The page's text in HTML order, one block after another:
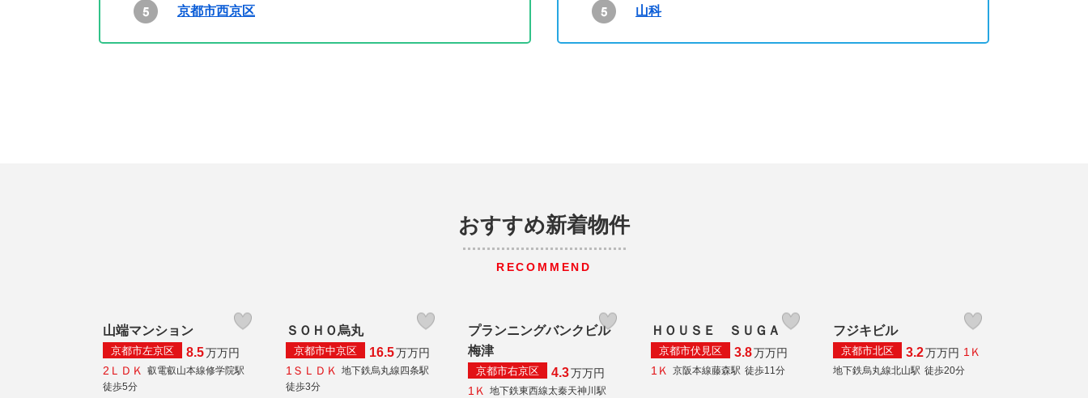
京都市西京区 山科
おすすめ新着物件
RECOMMEND
山端マンション
京都市左京区 8.5万万円
2ＬＤＫ
叡電叡山本線修学院駅
徒歩5分
ＳＯＨＯ烏丸
京都市中京区 16.5万万円
1ＳＬＤＫ
地下鉄烏丸線四条駅
徒歩3分
プランニングバンクビル
梅津
京都市右京区 4.3万万円
1Ｋ
地下鉄東西線太秦天神川駅
ＨＯＵＳＥ ＳＵＧＡ
京都市伏見区 3.8万万円
1Ｋ
京阪本線藤森駅 徒歩11分
フジキビル
京都市北区 3.2万万円 1Ｋ
地下鉄烏丸線北山駅 徒歩20分